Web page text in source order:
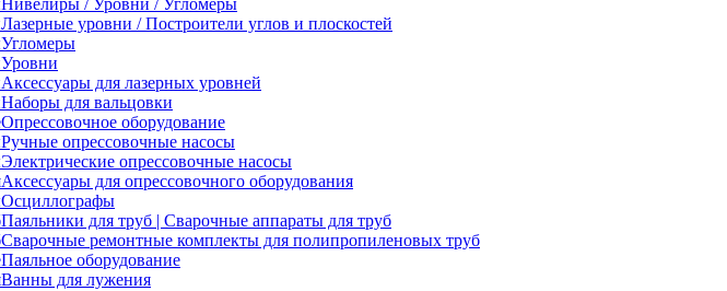
Нивелиры / Уровни / Угломеры
Лазерные уровни / Построители углов и плоскостей
Угломеры
Уровни
Аксессуары для лазерных уровней
Наборы для вальцовки
Опрессовочное оборудование
Ручные опрессовочные насосы
Электрические опрессовочные насосы
Аксессуары для опрессовочного оборудования
Осциллографы
Паяльники для труб | Сварочные аппараты для труб
Сварочные ремонтные комплекты для полипропиленовых труб
Паяльное оборудование
Ванны для лужения